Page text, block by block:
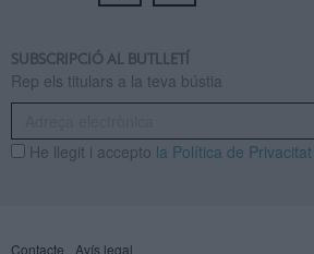
SUBSCRIPCIÓ AL BUTLLETÍ
Rep els titulars a la teva bústia
He llegit i accepto la Política de Privacitat
Contacte Avís legal